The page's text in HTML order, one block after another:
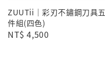
ZUUTii｜彩刃不鏽鋼刀具五
件組(四色)
Regular
NT$ 4,500